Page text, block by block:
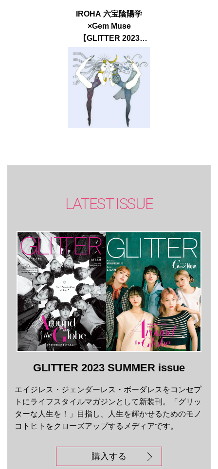
IROHA 六宝陰陽学
×Gem Muse
【GLITTER 2023
SUMMER issue】
LATEST ISSUE
GLITTER 2023 SUMMER issue
エイジレス・ジェンダーレス・ボーダレスをコンセプ
トにライフスタイルマガジンとして新装刊。「グリッ
ターな人生を！」目指し、人生を輝かせるためのモノ
コトヒトをクローズアップするメディアです。
購入する